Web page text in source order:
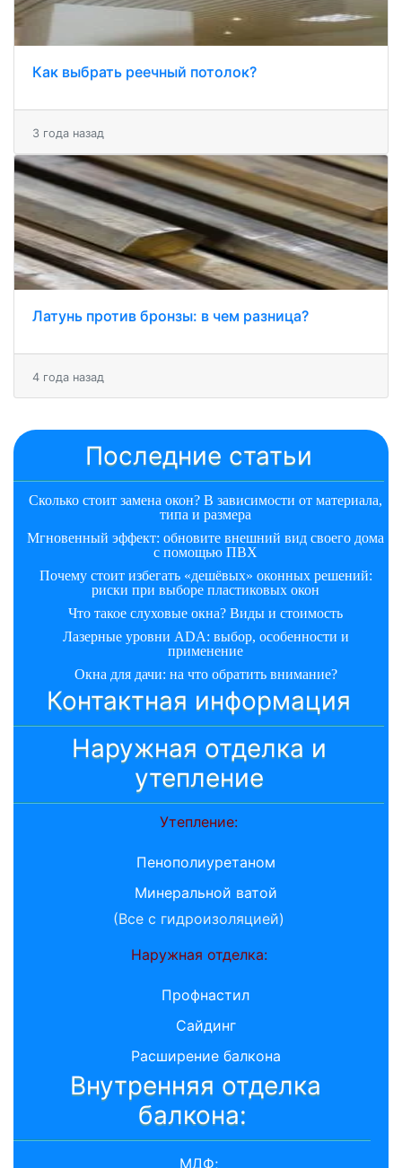
Как выбрать реечный потолок?
3 года назад
Латунь против бронзы: в чем разница?
4 года назад
Последние статьи
Сколько стоит замена окон? В зависимости от материала,
типа и размера
Мгновенный эффект: обновите внешний вид своего дома
с помощью ПВХ
Почему стоит избегать «дешёвых» оконных решений:
риски при выборе пластиковых окон
Что такое слуховые окна? Виды и стоимость
Лазерные уровни ADA: выбор, особенности и
применение
Окна для дачи: на что обратить внимание?
Контактная информация
Наружная отделка и
утепление
Утепление:
Пенополиуретаном
Минеральной ватой
(Все с гидроизоляцией)
Наружная отделка:
Профнастил
Сайдинг
Расширение балкона
Внутренняя отделка
балкона:
МДФ;